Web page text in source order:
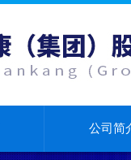
公司简